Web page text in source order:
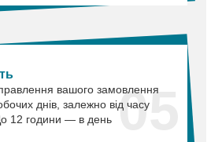
05
вашого замовлення
днів, залежно від часу
12 години — в день